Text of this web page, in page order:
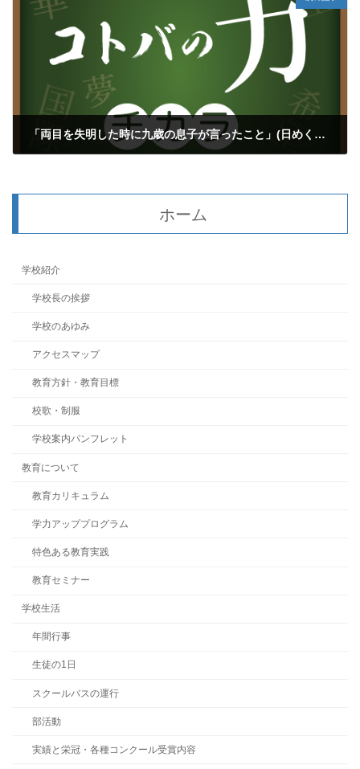
「両目を失明した時に九歳の息子が言ったこと」(日めくりカレンダー付）
ホーム
学校紹介
学校長の挨拶
学校のあゆみ
アクセスマップ
教育方針・教育目標
校歌・制服
学校案内パンフレット
教育について
教育カリキュラム
学力アッププログラム
特色ある教育実践
教育セミナー
学校生活
年間行事
生徒の1日
スクールバスの運行
部活動
実績と栄冠・各種コンクール受賞内容